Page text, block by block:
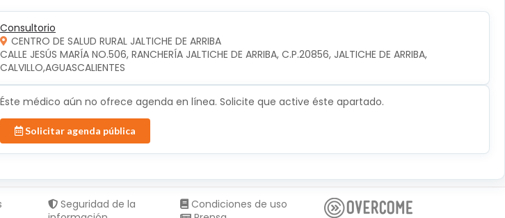
Consultorio
CENTRO DE SALUD RURAL JALTICHE DE ARRIBA
CALLE JESÚS MARÍA NO.506, RANCHERÍA JALTICHE DE ARRIBA, C.P.20856, JALTICHE DE ARRIBA,
CALVILLO,AGUASCALIENTES
Éste médico aún no ofrece agenda en línea. Solicite que active éste apartado.
Solicitar agenda pública
Seguridad de la
Condiciones de uso